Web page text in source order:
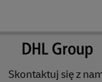
Skontaktuj się z